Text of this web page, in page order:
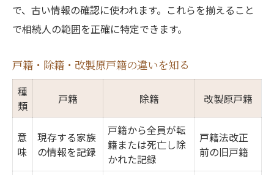
相続人全員の戸籍謄本が求められる理由
戸籍謄本で相続人を正確に確認する意義
相続で漏れを防ぐ戸籍書類の集め方
全部事項証明書取得のポイント一覧
相続人の戸籍収集で注意すべき点
出生から死亡までの戸籍収集ポイントを押さえ
る
出生から死亡までの戸籍収集手順
で、古い情報の確認に使われます。これらを揃えること
で相続人の範囲を正確に特定できます。
戸籍・除籍・改製原戸籍の違いを知る
種
類
戸籍 除籍 改製原戸籍
意
味
現存する家族
の情報を記録
戸籍から全員が転
籍または死亡し除
かれた記録
戸籍法改正
前の旧戸籍